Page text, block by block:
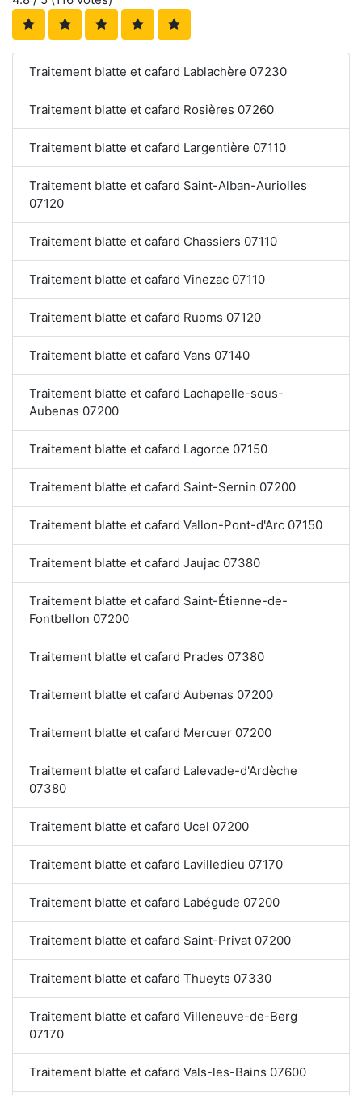
Traitement blatte et cafard Lablachère 07230
Traitement blatte et cafard Rosières 07260
Traitement blatte et cafard Largentière 07110
Traitement blatte et cafard Saint-Alban-Auriolles
07120
Traitement blatte et cafard Chassiers 07110
Traitement blatte et cafard Vinezac 07110
Traitement blatte et cafard Ruoms 07120
Traitement blatte et cafard Vans 07140
Traitement blatte et cafard Lachapelle-sous-
Aubenas 07200
Traitement blatte et cafard Lagorce 07150
Traitement blatte et cafard Saint-Sernin 07200
Traitement blatte et cafard Vallon-Pont-d'Arc 07150
Traitement blatte et cafard Jaujac 07380
Traitement blatte et cafard Saint-Étienne-de-
Fontbellon 07200
Traitement blatte et cafard Prades 07380
Traitement blatte et cafard Aubenas 07200
Traitement blatte et cafard Mercuer 07200
Traitement blatte et cafard Lalevade-d'Ardèche
07380
Traitement blatte et cafard Ucel 07200
Traitement blatte et cafard Lavilledieu 07170
Traitement blatte et cafard Labégude 07200
Traitement blatte et cafard Saint-Privat 07200
Traitement blatte et cafard Thueyts 07330
Traitement blatte et cafard Villeneuve-de-Berg
07170
Traitement blatte et cafard Vals-les-Bains 07600